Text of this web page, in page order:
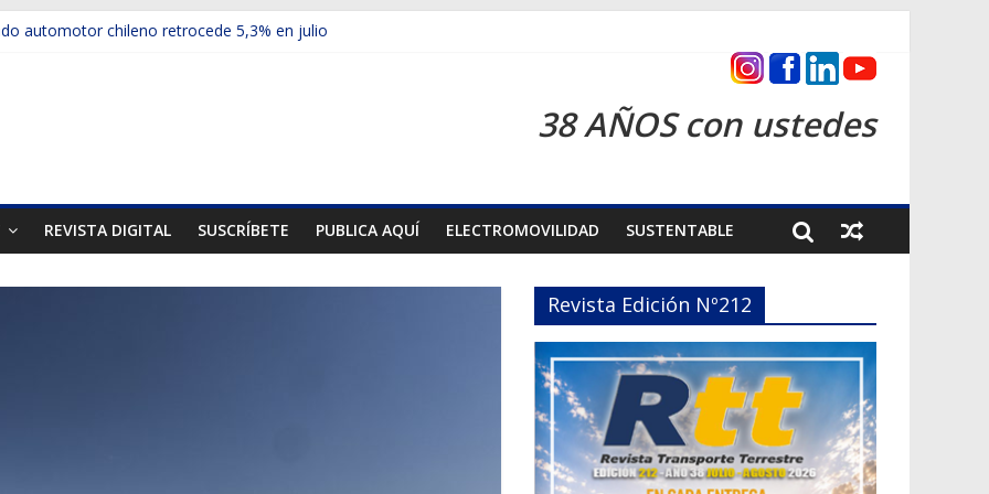
automotor chileno retrocede 5,3% en julio
38 AÑOS con ustedes
REVISTA DIGITAL SUSCRÍBETE PUBLICA AQUÍ ELECTROMOVILIDAD SUSTENTABLE
Revista Edición Nº212